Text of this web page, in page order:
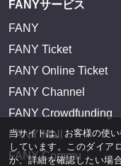
FANYサービス
FANY
FANY Ticket
FANY Online Ticket
FANY Channel
FANY Crowdfunding
FANY Mall
FANY Commu
当サイトは、お客様の使
しています。このダイア
か、詳細を確認したい場合